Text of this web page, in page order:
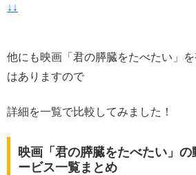
↓↓
他にも映画「君の膵臓をたべたい」
はありますので
詳細を一覧で比較してみました！
映画「君の膵臓をたべたい」
ービス一覧まとめ